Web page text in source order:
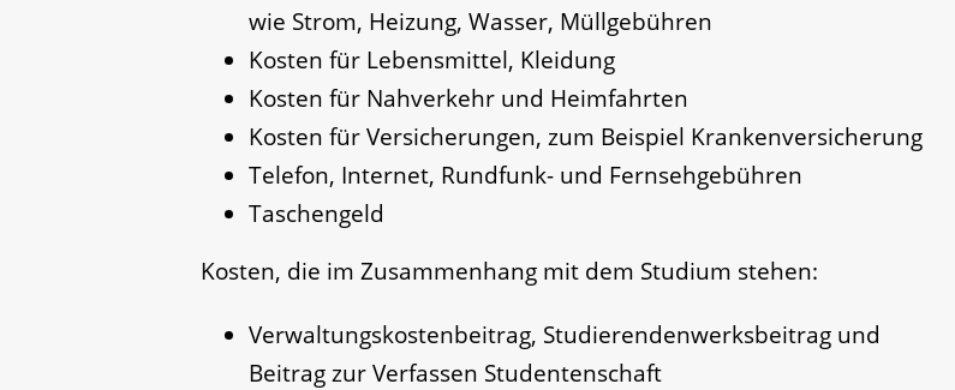
wie Strom, Heizung, Wasser, Müllgebühren
Kosten für Lebensmittel, Kleidung
Kosten für Nahverkehr und Heimfahrten
Kosten für Versicherungen, zum Beispiel Krankenversicherung
Telefon, Internet, Rundfunk- und Fernsehgebühren
Taschengeld
Kosten, die im Zusammenhang mit dem Studium stehen:
Verwaltungskostenbeitrag, Studierendenwerksbeitrag und
Beitrag zur Verfassen Studentenschaft